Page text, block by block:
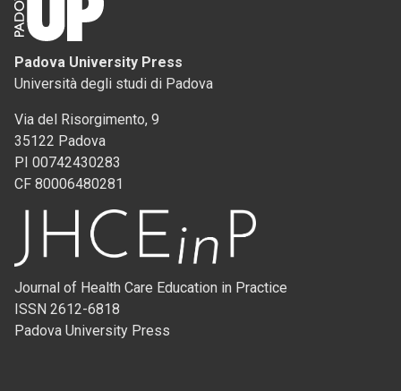
Padova University Press
Università degli studi di Padova
Via del Risorgimento, 9
35122 Padova
PI 00742430283
CF 80006480281
Journal of Health Care Education in Practice
ISSN 2612-6818
Padova University Press